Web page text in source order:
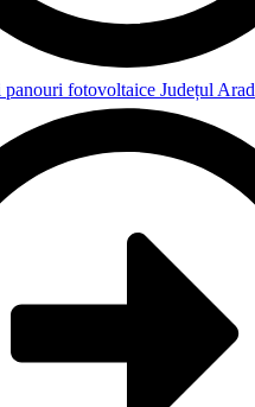
panouri fotovoltaice Județul Arad